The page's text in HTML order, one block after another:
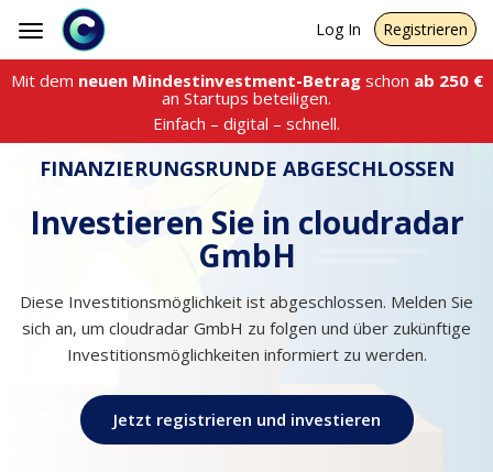
Toggle
navigation
Log In Registrieren
Mit dem neuen Mindestinvestment-Betragschon ab 250€
an Startups beteiligen.
Einfach – digital – schnell.
FINANZIERUNGSRUNDE ABGESCHLOSSEN
Investieren Sie in cloudradar
GmbH
Diese Investitionsmöglichkeit ist abgeschlossen. Melden Sie
sich an, um cloudradar GmbH zu folgen und über zukünftige
Investitionsmöglichkeiten informiert zu werden.
Jetzt registrieren und investieren